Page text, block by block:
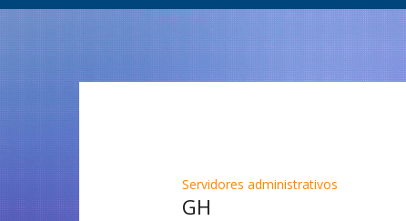
Servidores administrativos
GH